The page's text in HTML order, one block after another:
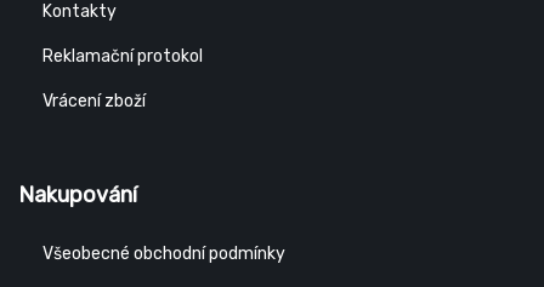
Kontakty
Reklamační protokol
Vrácení zboží
Nakupování
Všeobecné obchodní podmínky